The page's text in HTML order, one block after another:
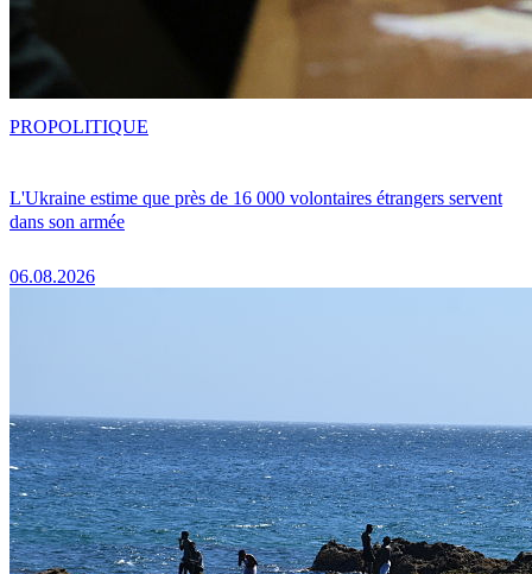
L'Ukraine estime que près de 16 000 volontaires étrangers servent
dans son armée
06.08.2026
PROPOLITIQUE